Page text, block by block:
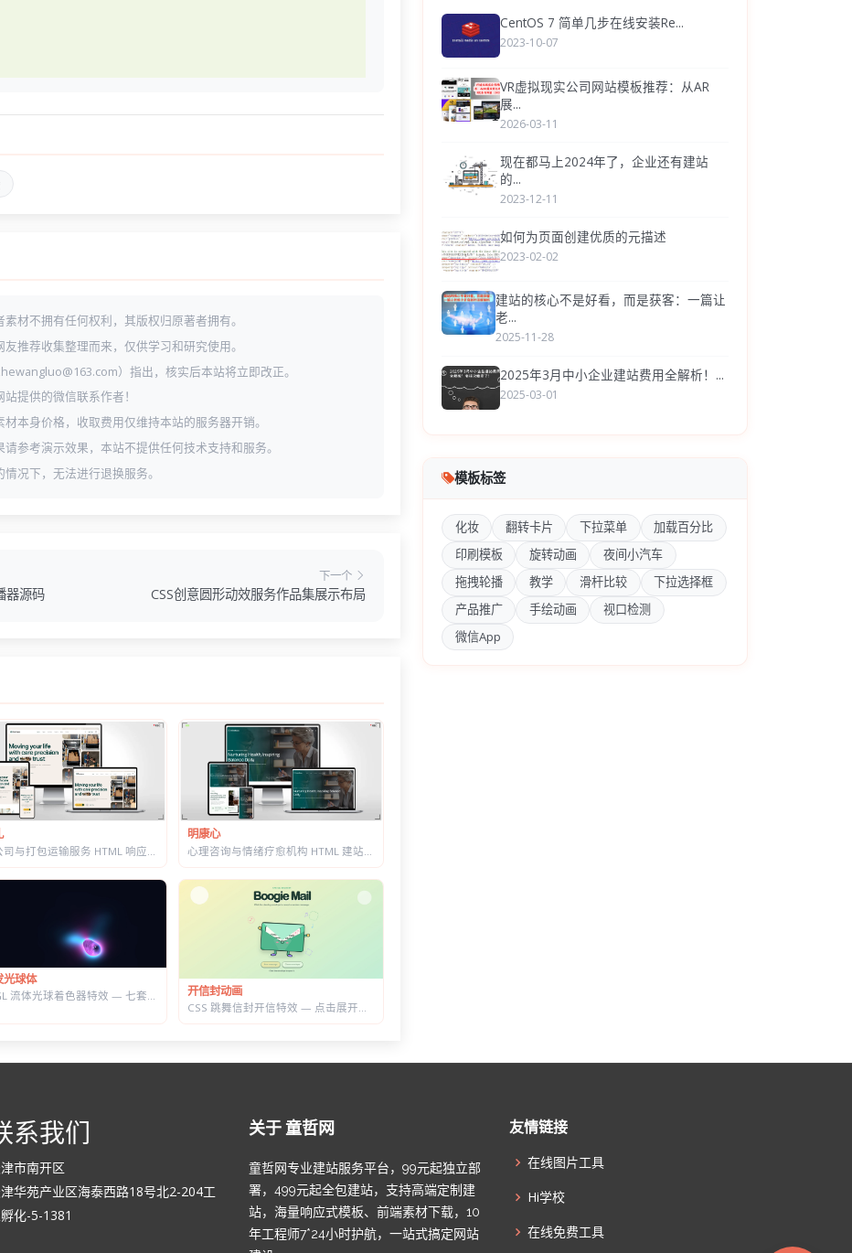
材不拥有任何权利，其版权归原著者拥有。
推荐收集整理而来，仅供学习和研究使用。
）指出，核实后本站将立即改正。
提供的微信联系作者！
本身价格，收取费用仅维持本站的服务器开销。
参考演示效果，本站不提供任何技术支持和服务。
况下，无法进行退换服务。
器源码
下一个
CSS创意圆形动效服务作品集展示布局
明康心
光球体
WebGL 流体光球着色器特效 — 七套预设配色，参数实时可调的液态发光球
开信封动画
CSS 跳舞信封开信特效 — 点击展开随机祝福语，带纸屑动画
CentOS 7 简单几步在线安装Re...
2023-10-07
VR虚拟现实公司网站模板推荐：从AR
展...
2026-03-11
现在都马上2024年了，企业还有建站
的...
2023-12-11
如何为页面创建优质的元描述
2023-02-02
建站的核心不是好看，而是获客：一篇让
老...
2025-11-28
2025年3月中小企业建站费用全解析！...
2025-03-01
模板标签
化妆 翻转卡片 下拉菜单
加载百分比
印刷模板
旋转动画
夜间小汽车
拖拽轮播
教学 滑杆比较
下拉选择框
产品推广
手绘动画
视口检测
微信App
系我们
市南开区
华苑产业区海泰西路18号北2-204工
化-5-1381
关于 童哲网
童哲网专业建站服务平台，99元起独立部
署，499元起全包建站，支持高端定制建
站，海量响应式模板、前端素材下载，10
年工程师7*24小时护航，一站式搞定网站
友情链接
在线图片工具
Hi学校
在线免费工具